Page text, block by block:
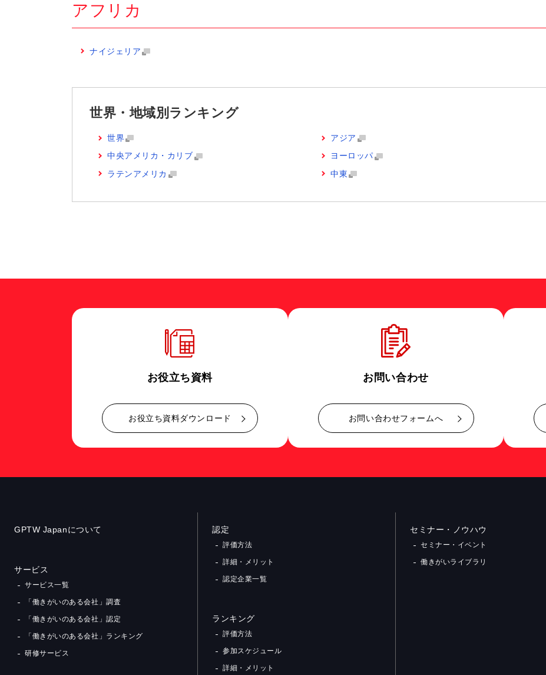
アフリカ
ナイジェリア
世界・地域別ランキング
世界
アジア
中央アメリカ・カリブ
ヨーロッパ
ラテンアメリカ
中東
お役立ち資料
お役立ち資料ダウンロード
お問い合わせ
お問い合わせフォームへ
GPTW Japanについて
サービス
サービス一覧
「働きがいのある会社」調査
「働きがいのある会社」認定
「働きがいのある会社」ランキング
研修サービス
認定
評価方法
詳細・メリット
認定企業一覧
ランキング
評価方法
参加スケジュール
詳細・メリット
セミナー・ノウハウ
セミナー・イベント
働きがいライブラリ